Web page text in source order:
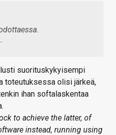
suorituskykyisempi
toteutuksessa olisi järkeä,
ihan softalaskentaa
to achieve the latter, of
instead, running using